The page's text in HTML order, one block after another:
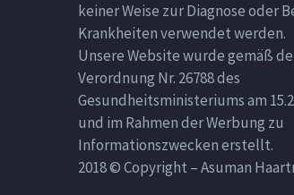
keiner Weise zur Diagnose oder
Krankheiten verwendet werden.
Unsere Website wurde gemäß
Verordnung Nr. 26788 des
Gesundheitsministeriums am
und im Rahmen der Werbung zu
Informationszwecken erstellt.
2018 © Copyright – Asuman